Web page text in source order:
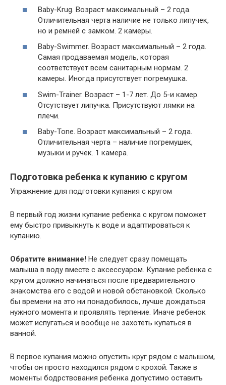
Baby-Krug. Возраст максимальный – 2 года.
Отличительная черта наличие не только липучек,
но и ремней с замком. 2 камеры.
Baby-Swimmer. Возраст максимальный – 2 года.
Самая продаваемая модель, которая
соответствует всем санитарным нормам. 2
камеры. Иногда присутствует погремушка.
Swim-Trainer. Возраст – 1-7 лет. До 5-и камер.
Отсутствует липучка. Присутствуют лямки на
плечи.
Baby-Tone. Возраст максимальный – 2 года.
Отличительная черта – наличие погремушек,
музыки и ручек. 1 камера.
Подготовка ребенка к купанию с кругом
Упражнение для подготовки купания с кругом
В первый год жизни купание ребенка с кругом поможет
ему быстро привыкнуть к воде и адаптироваться к
купанию.
Обратите внимание! Не следует сразу помещать
малыша в воду вместе с аксессуаром. Купание ребенка с
кругом должно начинаться после предварительного
знакомства его с водой и новой обстановкой. Сколько
бы времени на это ни понадобилось, лучше дождаться
нужного момента и проявлять терпение. Иначе ребенок
может испугаться и вообще не захотеть купаться в
ванной.
В первое купания можно опустить круг рядом с малышом,
чтобы он просто находился рядом с крохой. Также в
моменты бодрствования ребенка допустимо оставить